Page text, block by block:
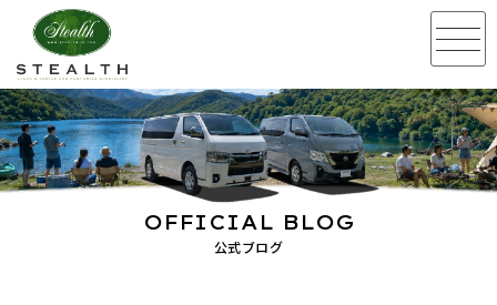
公式ブログ
OFFICIAL BLOG